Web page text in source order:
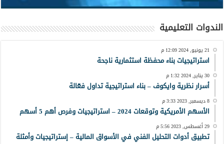
الندوات التعليمية
21 يونيو, 2024 12:09 م
استراتيجيات بناء محفظة استثمارية ناجحة
30 يناير, 2024 1:32 م
أسرار نظرية وايكوف – بناء استراتيجية تداول فعّالة
8 ديسمبر, 2023 3:33 م
الأسهم الأمريكية وتوقعات 2024 – استراتيجيات وفرص أهم 5 أسهم
29 أغسطس, 2023 5:56 م
تطبيق أدوات التحليل الفني في الأسواق المالية – إستراتيجيات وأمثلة